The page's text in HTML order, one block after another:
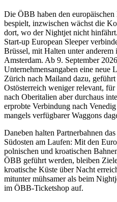
Die ÖBB haben den
bespielt, inzwischen wächst die
dort, wo der Nightjet nicht
Start-up European Sleeper
Brüssel, mit Halten unter
Amsterdam. Ab 9. September
Unternehmensangaben eine
Zürich nach Mailand dazu,
Ostösterreich weniger relevant,
nach Oberitalien aber durchaus
erprobte Verbindung nach
mangels verfügbarer Waggons
Daneben halten Partnerbahnen
Südosten am Laufen: Mit den
polnischen und kroatischen
ÖBB geführt werden, bleiben
kroatische Küste über Nacht
mitunter mühsamer als beim
im ÖBB-Ticketshop auf.